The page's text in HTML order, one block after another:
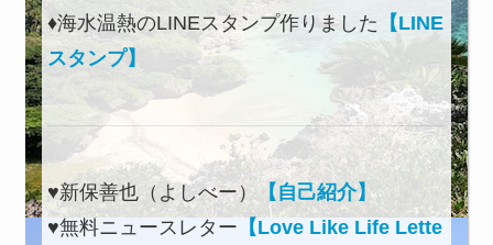
♦海水温熱のLINEスタンプ作りました 【LINE
スタンプ】
♥新保善也（よしべー） 【自己紹介】
♥無料ニュースレター 【Love Like Life Lette